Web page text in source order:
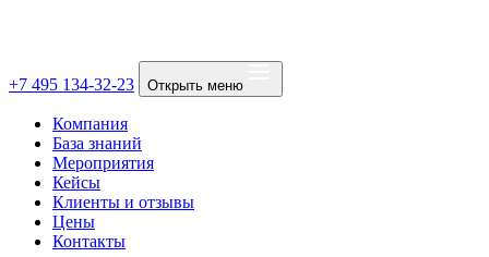
+7 495 134-32-23 Открыть меню
Компания
База знаний
Мероприятия
Кейсы
Клиенты и отзывы
Цены
Контакты